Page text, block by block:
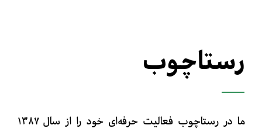
رستاچوب
ما در رستاچوب فعالیت حرفه‌ای خود را از سال ۱۳۸۷